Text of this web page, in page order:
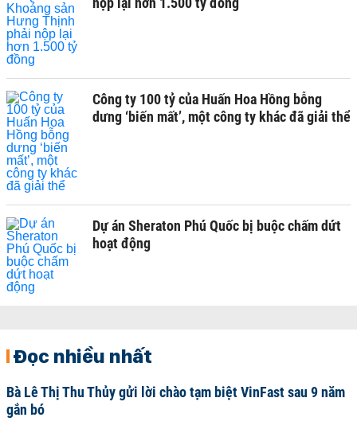
Công ty 100 tỷ của Huấn Hoa Hồng bỗng
dưng ‘biến mất’, một công ty khác đã giải thể
Dự án Sheraton Phú Quốc bị buộc chấm dứt
hoạt động
Đọc nhiều nhất
Bà Lê Thị Thu Thủy gửi lời chào tạm biệt VinFast sau 9 năm
gắn bó